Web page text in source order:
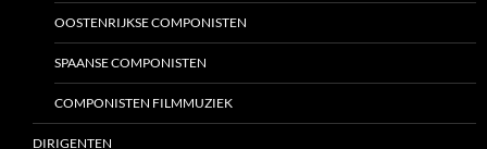
OOSTENRIJKSE COMPONISTEN
SPAANSE COMPONISTEN
COMPONISTEN FILMMUZIEK
DIRIGENTEN